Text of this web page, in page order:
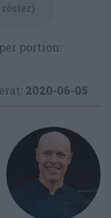
röster)
portion:
2020-06-05